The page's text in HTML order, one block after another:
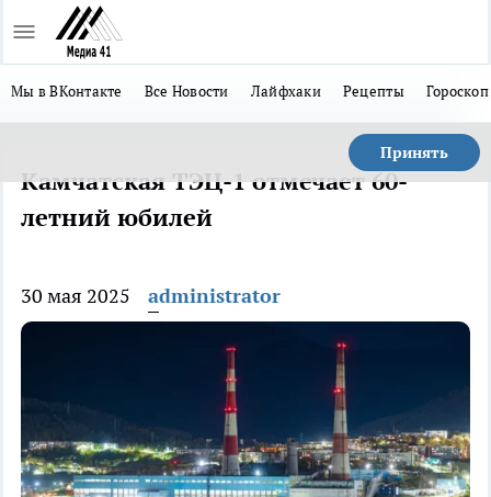
Мы в ВКонтакте Все Новости Лайфхаки Рецепты Гороскоп
Принять
Камчатская ТЭЦ-1 отмечает 60-
летний юбилей
30 мая 2025 administrator